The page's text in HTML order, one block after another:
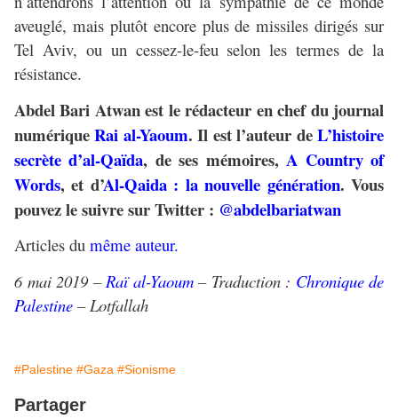
aveuglé, mais plutôt encore plus de missiles dirigés sur
Tel Aviv, ou un cessez-le-feu selon les termes de la
résistance.
Abdel Bari Atwan est le rédacteur en chef du journal
numériqueRai al-Yaoum. Il est l’auteur deL’histoire
secrète d’al-Qaïda, de ses mémoires,A Country of
Words, et d’Al-Qaida : la nouvelle génération. Vous
pouvez le suivre sur Twitter : @abdelbariatwan
Articles du même auteur.
6 mai 2019 – Raï al-Yaoum– Traduction : Chronique de
Palestine – Lotfallah
#Palestine #Gaza #Sionisme
Partager